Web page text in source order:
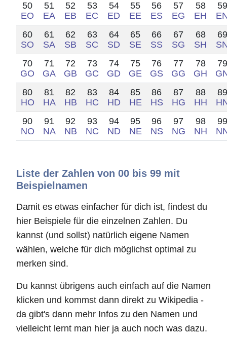
50
EO
51
EA
52
EB
53
EC
54
ED
55
EE
56
ES
57
EG
58
EH
59
60
SO
61
SA
62
SB
63
SC
64
SD
65
SE
66
SS
67
SG
68
SH
69
70
GO
71
GA
72
GB
73
GC
74
GD
75
GE
76
GS
77
GG
78
GH
79
80
HO
81
HA
82
HB
83
HC
84
HD
85
HE
86
HS
87
HG
88
HH
89
90
NO
91
NA
92
NB
93
NC
94
ND
95
NE
96
NS
97
NG
98
NH
99
Liste der Zahlen von 00 bis 99 mit
Beispielnamen
Damit es etwas einfacher für dich ist, findest du
hier Beispiele für die einzelnen Zahlen. Du
kannst (und sollst) natürlich eigene Namen
wählen, welche für dich möglichst optimal zu
merken sind.
Du kannst übrigens auch einfach auf die Namen
klicken und kommst dann direkt zu Wikipedia -
da gibt's dann mehr Infos zu den Namen und
vielleicht lernt man hier ja auch noch was dazu.